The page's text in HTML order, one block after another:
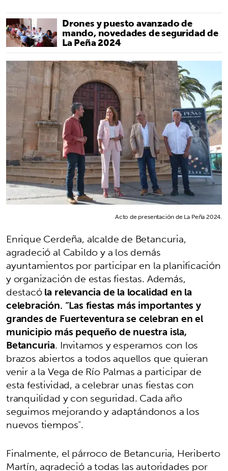
Drones y puesto avanzado de
mando, novedades de seguridad de
La Peña 2024
Acto de presentación de La Peña 2024.
Enrique Cerdeña, alcalde de Betancuria,
agradeció al Cabildo y a los demás
ayuntamientos por participar en la planificación
y organización de estas fiestas. Además,
destacóla relevancia de la localidad en la
celebración. “Las fiestas más importantes y
grandes de Fuerteventura se celebran en el
municipio más pequeño de nuestra isla,
Betancuria. Invitamos y esperamos con los
brazos abiertos a todos aquellos que quieran
venir a la Vega de Río Palmas a participar de
esta festividad, a celebrar unas fiestas con
tranquilidad y con seguridad. Cada año
seguimos mejorando y adaptándonos a los
nuevos tiempos”.
Finalmente, el párroco de Betancuria, Heriberto
Martín, agradeció a todas las autoridades por